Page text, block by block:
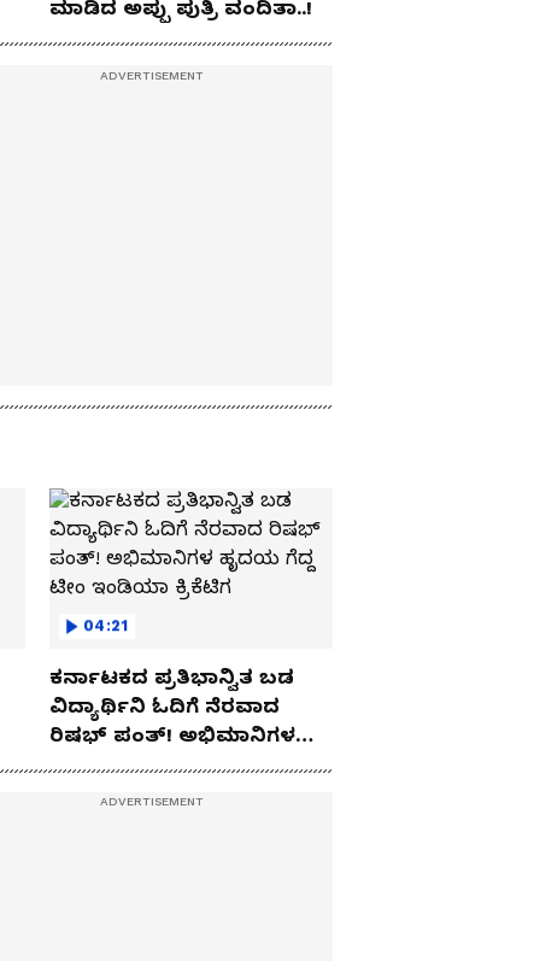
ಮಾಡಿದ ಅಪ್ಪು ಪುತ್ರಿ ವಂದಿತಾ..!
04:21
ಕರ್ನಾಟಕದ ಪ್ರತಿಭಾನ್ವಿತ ಬಡ
ವಿದ್ಯಾರ್ಥಿನಿ ಓದಿಗೆ ನೆರವಾದ
ರಿಷಭ್ ಪಂತ್! ಅಭಿಮಾನಿಗಳ